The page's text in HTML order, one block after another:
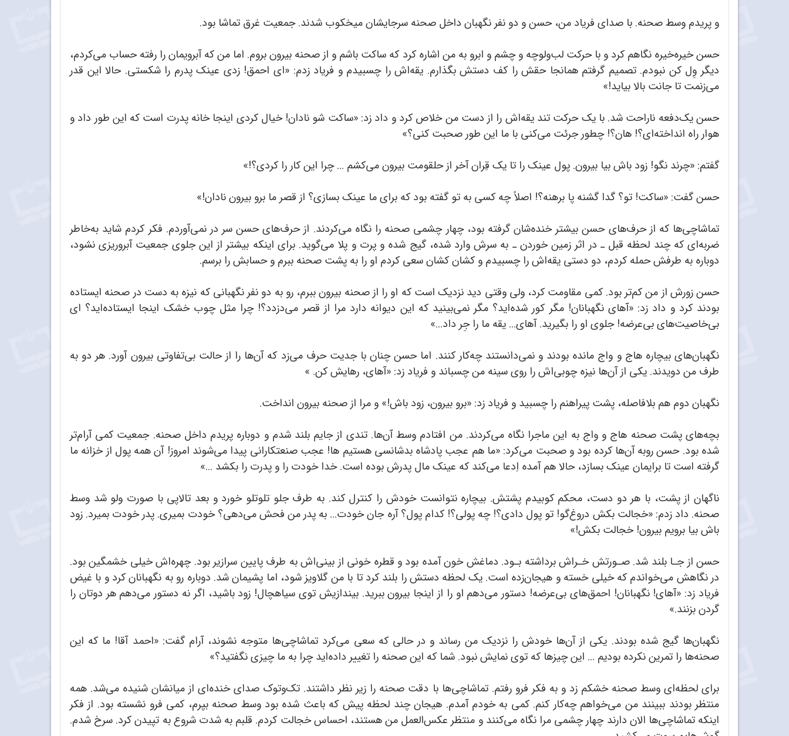
و پریدم وسط صحنه. با صدای فریاد من، حسن و دو نفر نگهبان داخل صحنه سرجایشان میخکوب شدند. جمعیت غرق تماشا بود.
حسن خیره‌خیره نگاهم کرد و با حرکت لب‌ولوچه و چشم و ابرو به من اشاره کرد که ساکت باشم و از صحنه بیرون بروم. اما من که آبرویمان را رفته حساب می‌کردم،
دیگر وِل کن نبودم. تصمیم گرفتم همانجا حقش را کف دستش بگذارم. یقه‌اش را چسبیدم و فریاد زدم: «ای احمق! زدی عینک پدرم را شکستی. حالا این قدر
می‌زنمت تا جانت بالا بیاید!»
حسن یک‌دفعه ناراحت شد. با یک حرکت تند یقه‌اش را از دست من خلاص کرد و داد زد:‌‌ «ساکت شو نادان! خیال کردی اینجا خانه پدرت است که این طور داد و
هوار راه انداخته‌ای؟! هان؟! چطور جرئت می‌کنی با ما این طور صحبت کنی؟»‌
گفتم:‌ «چرند نگو! زود باش بیا بیرون. پول عینک را تا یک قِران آخر از حلقومت بیرون می‌کشم ... چرا این کار را کردی؟!»
حسن گفت:‌ «ساکت! تو؟ گدا گشنه پا برهنه؟! اصلاً چه کسی به تو گفته بود که برای ما عینک بسازی؟ از قصر ما برو بیرون نادان!»
تماشاچی‌ها که از حرف‌های حسن بیشتر خنده‌شان گرفته بود، چهار چشمی صحنه را نگاه می‌کردند. از حرف‌های حسن سر در نمی‌آوردم. فکر کردم شاید به‌خاطر
ضربه‌ای که چند لحظه قبل ـ‌ در اثر زمین خوردن ـ‌ به سرش وارد شده، گیج شده و پرت و پلا می‌گوید. برای اینکه بیشتر از این جلوی جمعیت آبروریزی نشود،
دوباره به طرفش حمله کردم، دو دستی یقه‌اش را چسبیدم و کشان کشان سعی کردم او را به پشت صحنه ببرم و حسابش را برسم.
حسن زورش از من کم‌تر بود. کمی مقاومت کرد، ولی وقتی دید نزدیک است که او را از صحنه بیرون ببرم، رو به دو نفر نگهبانی که نیزه به دست در صحنه ایستاده
بودند کرد و داد زد:‌ «آهای نگهبانان! مگر کور شده‌اید؟ مگر نمی‌بینید که این دیوانه دارد مرا از قصر می‌دزدد؟! چرا مثل چوب خشک اینجا ایستاده‌اید؟ ای
بی‌خاصیت‌های بی‌عرضه! جلوی او را بگیرید. آهای... یقه ما را جِر داد...»
نگهبان‌های‌ بیچاره هاج و واج مانده بودند و نمی‌دانستند چه‌کار کنند. اما حسن چنان با جدیت حرف می‌زد که آن‌ها را از حالت بی‌تفاوتی بیرون آورد. هر دو به
طرف من دویدند. یکی از آن‌ها نیزه چوبی‌اش را روی سینه‌ من چسباند و فریاد زد:‌ «آهای، رهایش کن. »
نگهبان دوم هم بلافاصله، پشت پیراهنم را چسبید و فریاد زد:‌‌ «برو بیرون، زود باش!» و مرا از صحنه بیرون انداخت.
بچه‌های پشت صحنه هاج و واج به این ماجرا نگاه می‌کردند. من افتادم وسط آن‌ها. تندی از جایم بلند شدم و دوباره پریدم داخل صحنه. جمعیت کمی آرام‌تر
شده بود. حسن روبه آن‌ها کرده بود و صحبت می‌کرد:‌ «ما هم عجب پادشاه بدشانسی هستیم‌ ها! عجب صنعتکارانی پیدا می‌شوند امروز! آن همه پول از خزانه ما
گرفته است تا برایمان عینک بسازد، حالا هم آمده اِدعا می‌کند که عینک مال پدرش بوده است. خدا خودت را و پدرت را بکشد ...»‌
ناگهان از پشت، با هر دو دست، محکم کوبیدم پشتش. بیچاره نتوانست خودش را کنترل کند. به طرف جلو تلوتلو خورد و بعد تالاپی با صورت ولو شد وسط
صحنه. داد زدم:‌ «خجالت بکش دروغ‌گو! تو پول دادی؟! چه پولی؟! کدام پول؟‌ آره جان خودت... به پدر من فحش می‌دهی؟ خودت بمیری. پدر خودت بمیرد. زود
باش بیا برویم بیرون! خجالت بکش!»
حسن از جـا بلند شد. صـورتش خـراش برداشته بـود. دماغش خون آمده بود و قطره خونی از بینی‌اش به طرف پایین سرازیر بود. چهره‌اش خیلی خشمگین بود.
در نگاهش می‌خواندم که خیلی خسته و هیجان‌زده است. یک لحظه دستش را بلند کرد تا با من گلاویز شود، اما پشیمان شد. دوباره رو به نگهبانان کرد و با غیض
فریاد زد:‌ «آهای! نگهبانان! احمق‌های بی‌عرضه! دستور می‌دهم او را از اینجا بیرون ببرید. بیندازیش توی سیاهچال! زود باشید، اگر نه دستور می‌دهم هر دوتان را
گردن بزنند.»
نگهبان‌ها گیج شده بودند. یکی از آن‌ها خودش را نزدیک من رساند و در حالی که سعی می‌کرد تماشاچی‌ها متوجه نشوند، آرام گفت:‌ «احمد آقا! ما که این
صحنه‌ها را تمرین نکرده بودیم ... این چیزها که توی نمایش نبود. شما که این صحنه را تغییر داده‌اید چرا به ما چیزی نگفتید؟»
برای لحظه‌ای وسط صحنه خشکم زد و به فکر فرو رفتم. تماشاچی‌ها با دقت صحنه را زیر نظر داشتند. تک‌وتوک صدای خنده‌ای از میانشان شنیده می‌شد. همه
منتظر بودند ببینند من می‌خواهم چه‌کار کنم. کمی به خودم آمدم. هیجان چند لحظه پیش که باعث شده بود وسط صحنه بپرم، کمی فرو نشسته بود. از فکر
اینکه تماشاچی‌ها الان دارند چهار چشمی مرا نگاه می‌کنند و منتظر عکس‌العمل من هستند، احساس خجالت کردم. قلبم به شدت شروع به تپیدن کرد. سرخ شدم.